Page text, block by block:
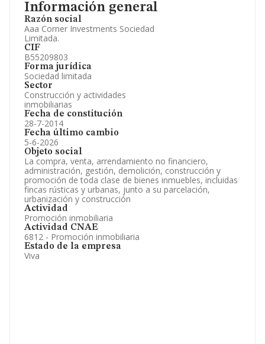
Información general
Razón social
Aaa Corner Investments Sociedad
Limitada.
CIF
B55209803
Forma jurídica
Sociedad limitada
Sector
Construcción y actividades
inmobiliarias
Fecha de constitución
28-7-2014
Fecha último cambio
5-6-2026
Objeto social
La compra, venta, arrendamiento no financiero,
administración, gestión, demolición, construcción y
promoción de toda clase de bienes inmuebles, incluidas
fincas rústicas y urbanas, junto a su parcelación,
urbanización y construcción
Actividad
Promoción inmobiliaria
Actividad CNAE
6812 - Promoción inmobiliaria
Estado de la empresa
Viva
Artículos de prensa publicados sobre la empresa.
Información oficial y registral complementaria.